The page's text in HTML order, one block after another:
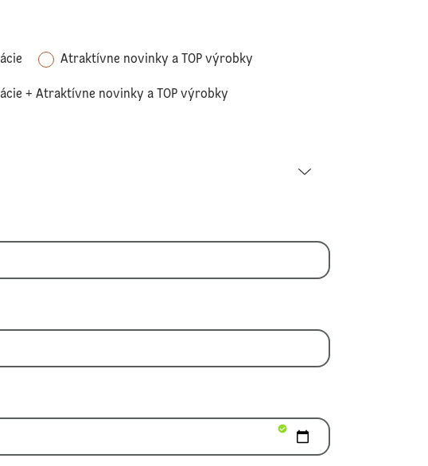
Atraktívne novinky a TOP výrobky
+ Atraktívne novinky a TOP výrobky